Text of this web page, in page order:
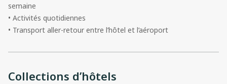
semaine
• Activités quotidiennes
• Transport aller-retour entre l’hôtel et l’aéroport
Collections d’hôtels